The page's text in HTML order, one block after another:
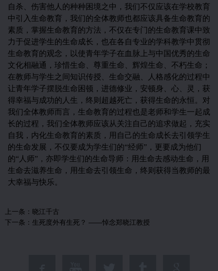
自杀、伤害他人的种种困境之中，我们不仅应该在学校教育
中引入生命教育，我们的全体教师也都应该具备生命教育的
素质，掌握生命教育的方法，不仅在专门的生命教育课中致
力于促进学生的生命成长，也在各自专业的学科教学中贯彻
生命教育的观念，以使青年学子在血脉上与中国优秀的生命
文化相融通，珍惜生命、尊重生命、辉煌生命、不朽生命；
在教师与学生之间知识传授、生命交融、人格感化的过程中
让青年学子摆脱生命困顿，进德修业，安顿身、心、灵，获
得幸福与成功的人生，终则超越死亡，获得生命的永恒。对
我们全体教师而言，生命教育的过程也是老师和学生一起成
长的过程，我们全体教师应该从关注自己的追求做起，充实
自我，内化生命教育的素质，用自己的生命成长去引领学生
的生命发展，不仅要成为学生们的“经师”，更要成为他们
的“人师”，亦即学生们的生命导师：用生命去感动生命，用
生命去滋养生命，用生命去引领生命，终则获得当教师的最
大幸福与快乐。
上一条： 晓江千古
下一条： 生死度外有生死？ ——悼念郑晓江教授